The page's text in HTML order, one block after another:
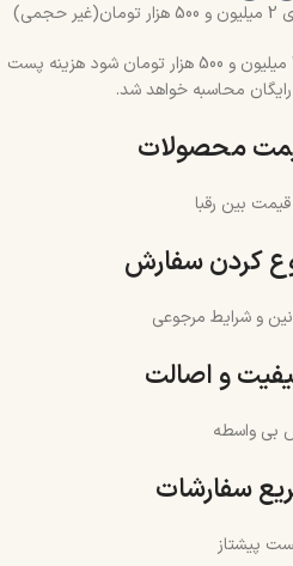
چنانچه جمع سبد خرید شما بالای 2 میلیون و 500 هزار تومان شود هزینه پست
محاسبه خواهد شد.
محصولات
بین رقبا
کردن سفارش
و شرایط مرجوعی
و اصالت
بی واسطه
سفارشات
پیشتاز